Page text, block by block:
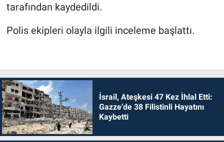
tarafından kaydedildi.
Polis ekipleri olayla ilgili inceleme başlattı.
İsrail, Ateşkesi 47 Kez İhlal Etti:
Gazze’de 38 Filistinli Hayatını
Kaybetti